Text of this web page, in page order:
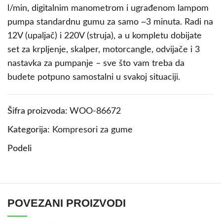
l/min, digitalnim manometrom i ugrađenom lampom
pumpa standardnu gumu za samo ~3 minuta. Radi na
12V (upaljač) i 220V (struja), a u kompletu dobijate
set za krpljenje, skalper, motorcangle, odvijače i 3
nastavka za pumpanje – sve što vam treba da
budete potpuno samostalni u svakoj situaciji.
Šifra proizvoda: WOO-86672
Kategorija: Kompresori za gume
Podeli
POVEZANI PROIZVODI